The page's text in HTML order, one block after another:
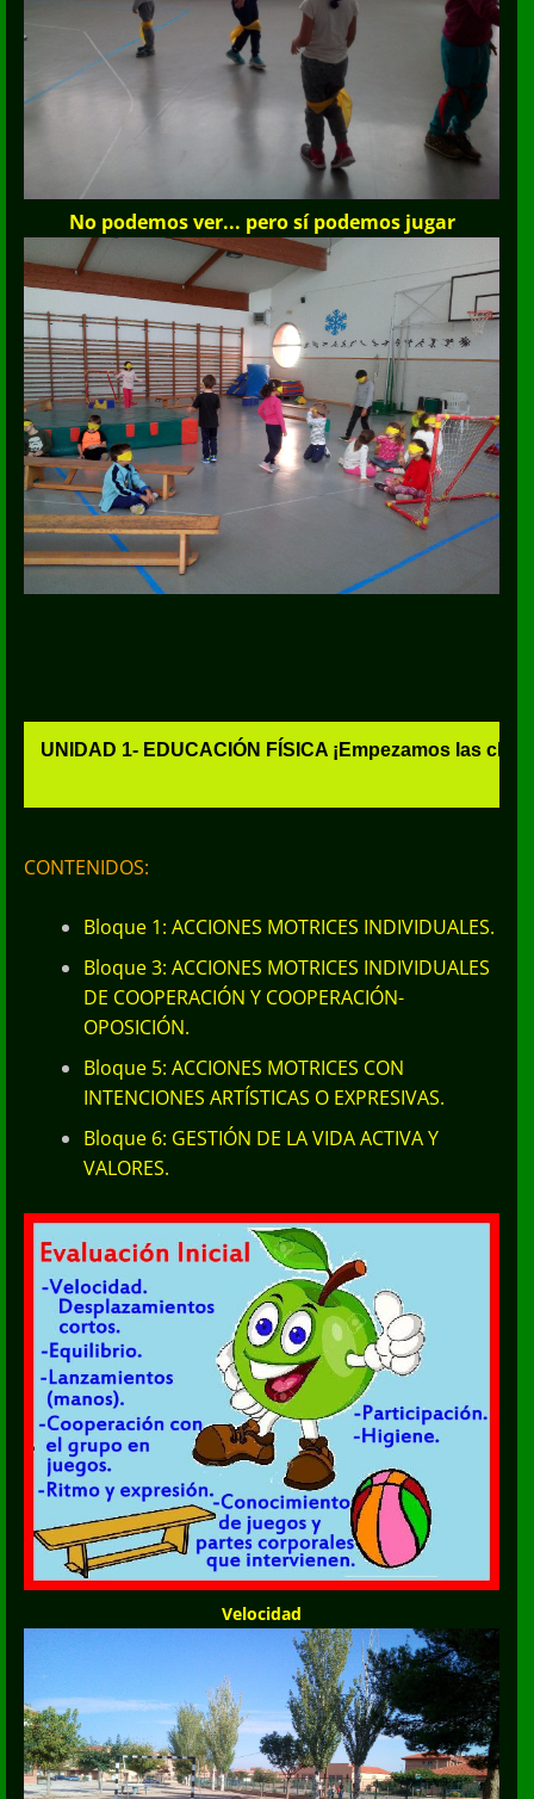
No podemos ver... pero sí podemos jugar
UNIDAD 1- EDUCACIÓN FÍSICA ¡Empezamos las
CONTENIDOS:
Bloque 1: ACCIONES MOTRICES INDIVIDUALES.
Bloque 3: ACCIONES MOTRICES INDIVIDUALES
DE COOPERACIÓN Y COOPERACIÓN-
OPOSICIÓN.
Bloque 5: ACCIONES MOTRICES CON
INTENCIONES ARTÍSTICAS O EXPRESIVAS.
Bloque 6: GESTIÓN DE LA VIDA ACTIVA Y
VALORES.
Velocidad